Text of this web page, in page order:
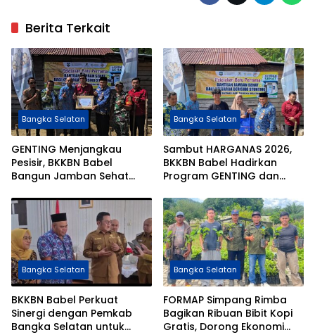
Berita Terkait
Bangka Selatan
GENTING Menjangkau
Pesisir, BKKBN Babel
Bangun Jamban Sehat
Desa Penutuk
Bangka Selatan
Sambut HARGANAS 2026,
BKKBN Babel Hadirkan
Program GENTING dan
Pesisir Lepar
Bangka Selatan
BKKBN Babel Perkuat
Sinergi dengan Pemkab
Bangka Selatan untuk
Bangka Selatan
FORMAP Simpang Rimba
Bagikan Ribuan Bibit Kopi
Gratis, Dorong Ekonomi